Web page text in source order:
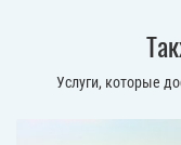
Услуги, которые